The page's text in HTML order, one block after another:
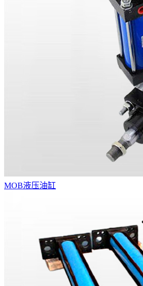
MOB液压油缸